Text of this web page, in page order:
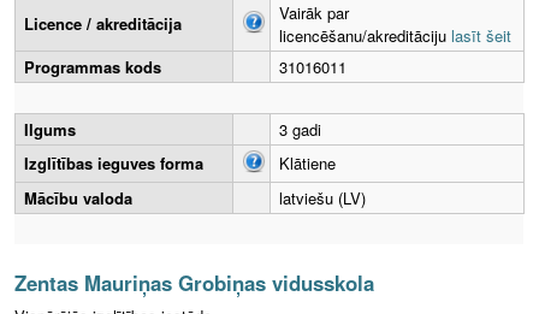
Licence / akreditācija
Vairāk par
licencēšanu/akreditāciju lasīt šeit
Programmas kods
31016011
Ilgums
3 gadi
Izglītības ieguves forma
Klātiene
Mācību valoda
latviešu (LV)
Zentas Mauriņas Grobiņas vidusskola